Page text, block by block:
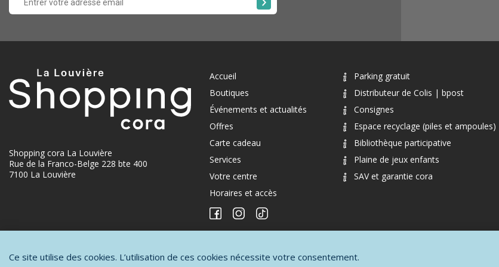
Shopping cora La Louvière
Rue de la Franco-Belge 228 bte 400
7100 La Louvière
Accueil
Boutiques
Événements et actualités
Offres
Carte cadeau
Services
Votre centre
Horaires et accès
Parking gratuit
Distributeur de Colis | bpost
Consignes
Espace recyclage (piles et ampoules)
Bibliothèque participative
Plaine de jeux enfants
SAV et garantie cora
Ce site utilise des cookies. L’utilisation de ces cookies nécessite votre consentement.